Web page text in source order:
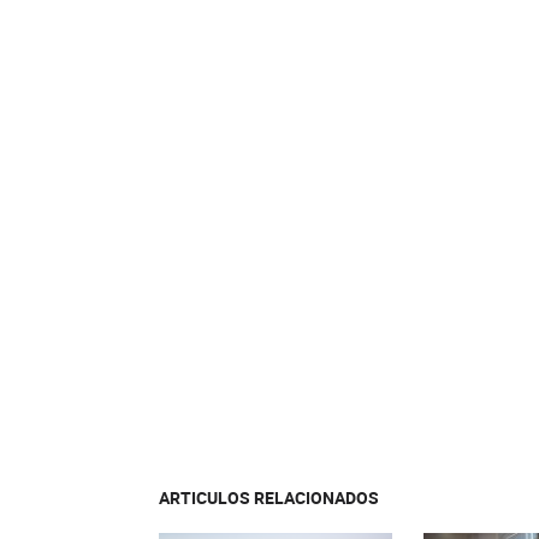
ARTICULOS RELACIONADOS